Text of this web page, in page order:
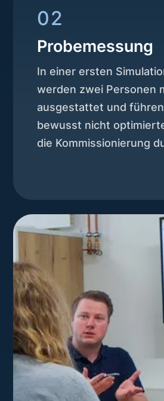
02
Probemessung
In einer ersten
werden zwei Personen
ausgestattet und
bewusst nicht
die Kommissionierung